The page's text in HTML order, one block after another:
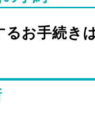
お手続き